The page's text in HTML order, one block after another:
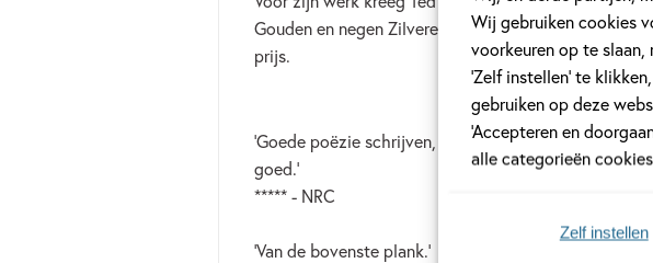
Wij gebruiken cookies
voorkeuren op te
‘Zelf instellen’ te
gebruiken op deze
‘Accepteren en
alle categorieën
Zelf instellen
Gouden en negen Zilveren Griffels en voor zijn
prijs.
‘Goede poëzie schrijven, dat kan Van Lieshout als
goed.’
***** - NRC
‘Van de bovenste plank.’